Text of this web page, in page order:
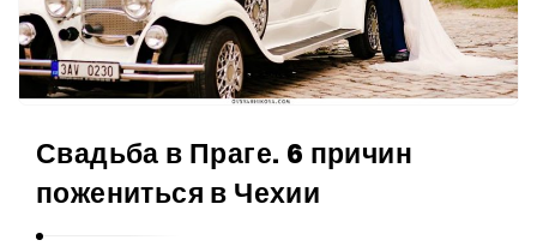
Свадьба в Праге. 6 причин
пожениться в Чехии